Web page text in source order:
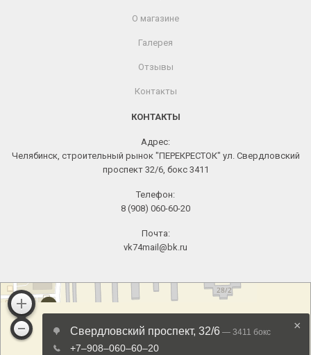
О магазине
Галерея
Отзывы
Контакты
КОНТАКТЫ
Адрес:
Челябинск, строительный рынок "ПЕРЕКРЕСТОК" ул. Свердловский
проспект 32/6, бокс 3411
Телефон:
8 (908) 060-60-20
Почта:
vk74mail@bk.ru